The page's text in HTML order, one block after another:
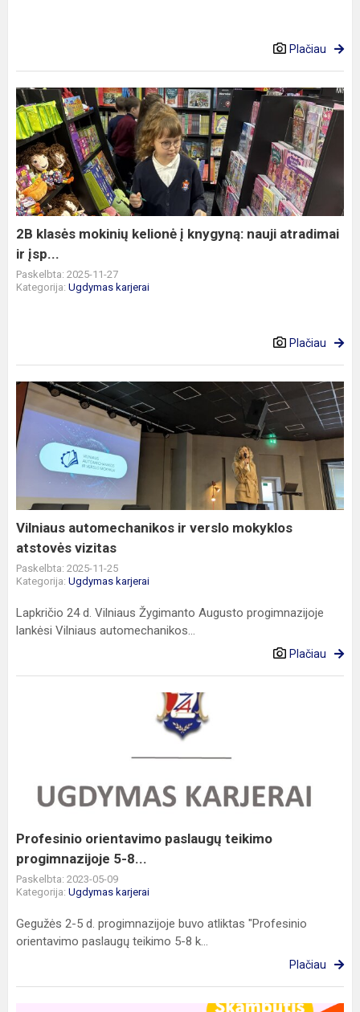
Plačiau
2B
klasės
mokinių
kelionė
į
knygyną:
nauji
atradimai
ir
įsp...
2B klasės mokinių kelionė į knygyną: nauji atradimai
ir įsp...
Paskelbta: 2025-11-27
Kategorija: Ugdymas karjerai
Plačiau
Vilniaus
automechanikos
ir
verslo
mokyklos
atstovės
vizitas
Vilniaus automechanikos ir verslo mokyklos
atstovės vizitas
Paskelbta: 2025-11-25
Kategorija: Ugdymas karjerai
Lapkričio 24 d. Vilniaus Žygimanto Augusto progimnazijoje
lankėsi Vilniaus automechanikos...
Plačiau
Profesinio orientavimo paslaugų teikimo
progimnazijoje 5-8...
Paskelbta: 2023-05-09
Kategorija: Ugdymas karjerai
Gegužės 2-5 d. progimnazijoje buvo atliktas "Profesinio
orientavimo paslaugų teikimo 5-8 k...
Plačiau